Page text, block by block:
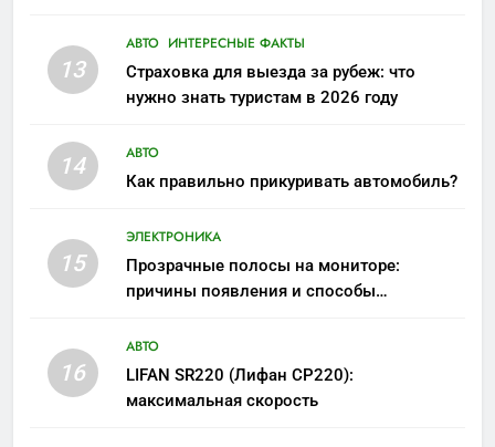
13
АВТО ИНТЕРЕСНЫЕ ФАКТЫ
Страховка для выезда за рубеж: что
нужно знать туристам в 2026 году
14
АВТО
Как правильно прикуривать автомобиль?
15
ЭЛЕКТРОНИКА
Прозрачные полосы на мониторе:
причины появления и способы
16
АВТО
LIFAN SR220 (Лифан СР220):
максимальная скорость